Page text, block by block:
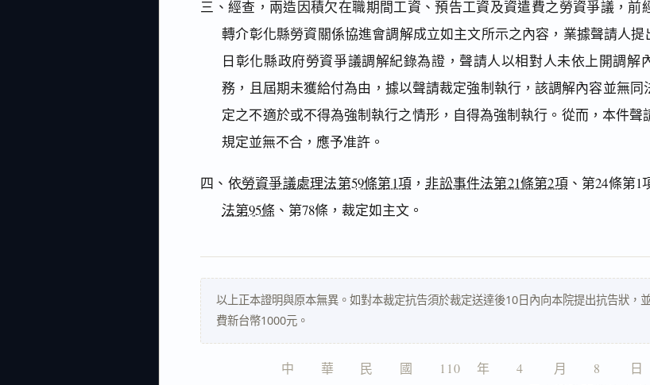
三、經查，兩造因積欠在職期間工資、預告工資及資遣費之勞資爭議，前
轉介彰化縣勞資關係協進會調解成立如主文所示之內容，業據聲請人提
日彰化縣政府勞資爭議調解紀錄為證，聲請人以相對人未依上開調解
務，且屆期未獲給付為由，據以聲請裁定強制執行，該調解內容並無同
定之不適於或不得為強制執行之情形，自得為強制執行。從而，本件聲
規定並無不合，應予准許。
四、依勞資爭議處理法第59條第1項 ， 非訟事件法第21條第2項、第24條第1
法第95條 、第78條，裁定如主文。
以上正本證明與原本無異。如對本裁定抗告須於裁定送達後10日內向本院提出抗告狀，
費新台幣1000元。
中　　華　　民　　國　　110 　年　　4 　　月　　8 　　日